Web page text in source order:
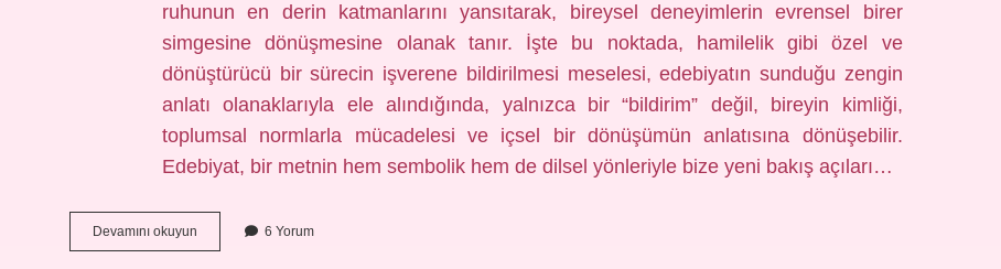
ruhunun en derin katmanlarını yansıtarak, bireysel deneyimlerin evrensel birer
simgesine dönüşmesine olanak tanır. İşte bu noktada, hamilelik gibi özel ve
dönüştürücü bir sürecin işverene bildirilmesi meselesi, edebiyatın sunduğu zengin
anlatı olanaklarıyla ele alındığında, yalnızca bir “bildirim” değil, bireyin kimliği,
toplumsal normlarla mücadelesi ve içsel bir dönüşümün anlatısına dönüşebilir.
Edebiyat, bir metnin hem sembolik hem de dilsel yönleriyle bize yeni bakış açıları…
Devamını okuyun Hamilelik
işverene
6 Yorum